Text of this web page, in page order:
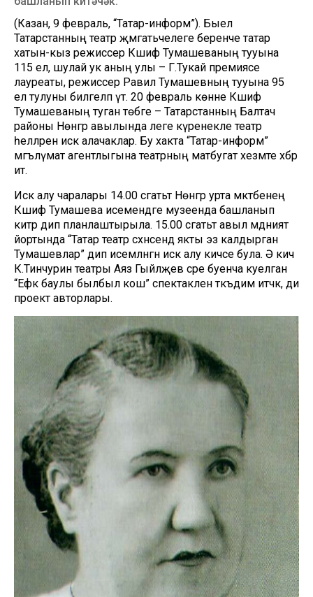
(Казан, 9 февраль, “Татар-информ”). Быел
Татарстанның театр җәмәгатьчелеге беренче татар
хатын-кыз режиссер Кәшифә Тумашеваның тууына
115 ел, шулай ук аның улы – Г.Тукай премиясе
лауреаты, режиссер Равил Тумашевның тууына 95
ел тулуны билгеләп үтә. 20 февраль көнне Кәшифә
Тумашеваның туган төбәге – Татарстанның Балтач
районы Нөнәгәр авылында әлеге күренекле театр
әһелләрен искә алачаклар. Бу хакта “Татар-информ”
мәгълүмат агентлыгына театрның матбугат хезмәте хәбәр
итә.
Искә алу чаралары 14.00 сәгатьтә Нөнәгәр урта мәктәбенең
Кәшифә Тумашева исемендәге музеенда башланып
китәр дип планлаштырыла. 15.00 сәгатьтә авыл мәдәният
йортында “Татар театр сәхнәсендә якты эз калдырган
Тумашевлар” дип исемләнгән искә алу кичәсе була. Ә кич
К.Тинчурин театры Аяз Гыйләҗев әсәре буенча куелган
“Ефәк баулы былбыл кош” спектаклен тәкъдим итәчәк, ди
проект авторлары.